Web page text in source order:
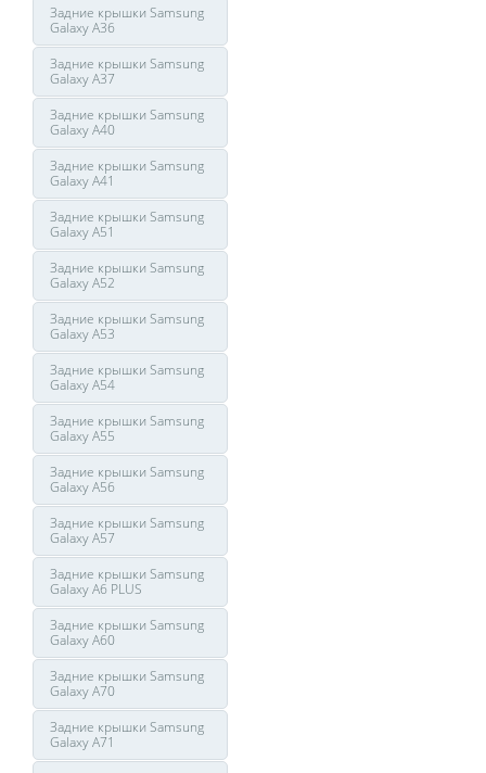
Задние крышки Samsung
Galaxy A36
Задние крышки Samsung
Galaxy A37
Задние крышки Samsung
Galaxy A40
Задние крышки Samsung
Galaxy A41
Задние крышки Samsung
Galaxy A51
Задние крышки Samsung
Galaxy A52
Задние крышки Samsung
Galaxy A53
Задние крышки Samsung
Galaxy A54
Задние крышки Samsung
Galaxy A55
Задние крышки Samsung
Galaxy A56
Задние крышки Samsung
Galaxy A57
Задние крышки Samsung
Galaxy A6 PLUS
Задние крышки Samsung
Galaxy A60
Задние крышки Samsung
Galaxy A70
Задние крышки Samsung
Galaxy A71